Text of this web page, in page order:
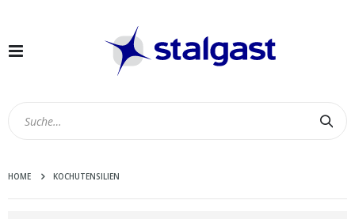
Navigation
HOME KOCHUTENSILIEN